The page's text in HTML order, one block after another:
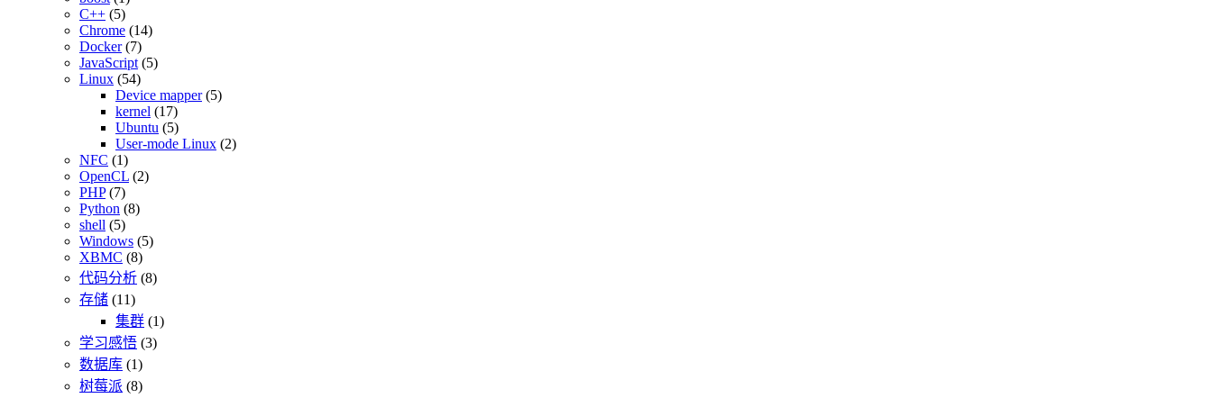
C++ (5)
Chrome (14)
Docker(7)
JavaScript (5)
Linux (54)
Device mapper(5)
kernel (17)
Ubuntu (5)
User-mode Linux (2)
NFC (1)
OpenCL (2)
PHP(7)
Python (8)
shell (5)
Windows (5)
XBMC (8)
代码分析 (8)
存储 (11)
集群 (1)
学习感悟 (3)
数据库 (1)
树莓派 (8)